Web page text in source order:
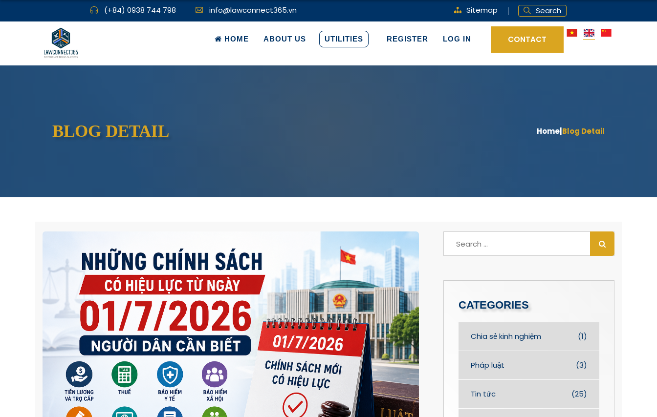
(+84) 0938 744 798 info@lawconnect365.vn Sitemap Search
HOME ABOUT US UTILITIES REGISTER LOG IN CONTACT
BLOG DETAIL Home Blog Detail
CATEGORIES
Chia sẻ kinh nghiệm (1)
Pháp luật (3)
Tin tức (25)